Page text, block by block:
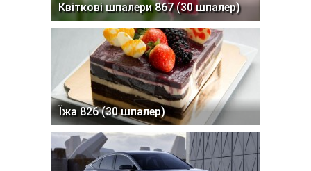
Квіткові шпалери 867 (30 шпалер)
Їжа 826 (30 шпалер)